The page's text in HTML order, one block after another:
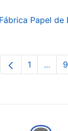
Papel de
Página
1 ... 9